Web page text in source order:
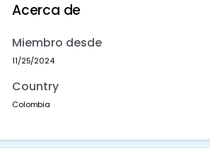
Acerca de
Miembro desde
11/25/2024
Country
Colombia